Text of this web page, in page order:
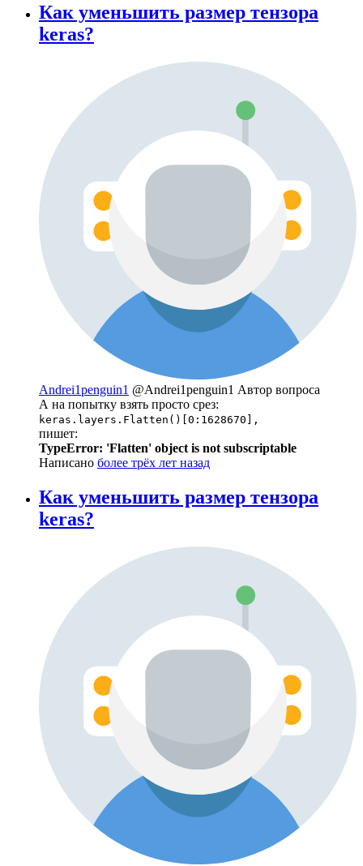
Как уменьшить размер тензора
keras?
Andrei1penguin1 @Andrei1penguin1 Автор вопроса
А на попытку взять просто срез:
keras.layers.Flatten()[0:1628670],
пишет:
TypeError: 'Flatten' object is not subscriptable
Написано более трёх лет назад
Как уменьшить размер тензора
keras?